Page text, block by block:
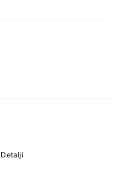
Detalji